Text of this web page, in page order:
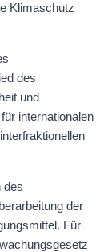
Klimaschutz
des
und
internationalen
des
der
Für